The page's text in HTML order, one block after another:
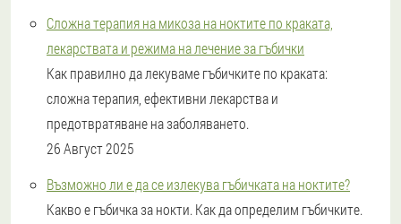
Сложна терапия на микоза на ноктите по краката,
лекарствата и режима на лечение за гъбички
Как правилно да лекуваме гъбичките по краката:
сложна терапия, ефективни лекарства и
предотвратяване на заболяването.
26 Август 2025
Възможно ли е да се излекува гъбичката на ноктите?
Какво е гъбичка за нокти. Как да определим гъбичките.